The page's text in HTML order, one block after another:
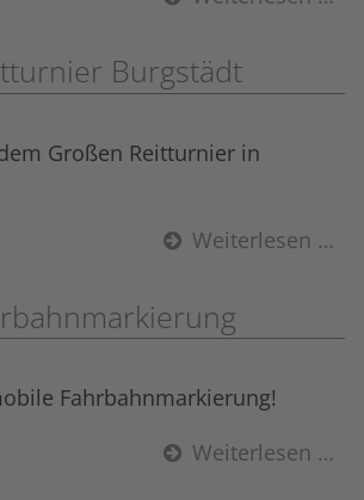
Burgstädt
Großen Reitturnier in
Weiterlesen …
Fahrbahnmarkierung!
Weiterlesen …